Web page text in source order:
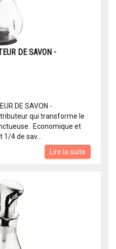
DE SAVON -
DE SAVON -
qui transforme le
Economique et
4 de sav...
Lire la suite